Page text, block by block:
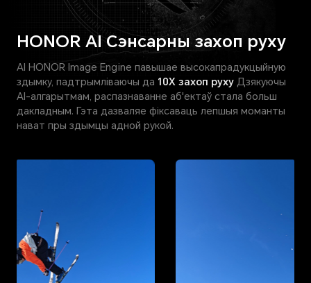
HONOR AI Сэнсарны захоп руху
AI HONOR Image Engine павышае высокапрадукцыйную
здымку, падтрымліваючы да 10X захоп рухуДзякуючы
AI-алгарытмам, распазнаванне аб'ектаў стала больш
дакладным. Гэта дазваляе фіксаваць лепшыя моманты
нават пры здымцы адной рукой.